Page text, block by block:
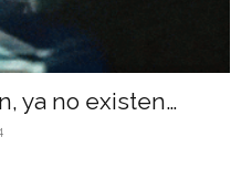
ya no existen…